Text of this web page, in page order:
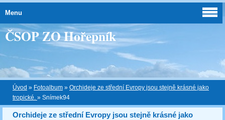
ČSOP ZO Hořepník
Úvod » Fotoalbum » Orchideje ze střední Evropy jsou stejně krásné jako
tropické. » Snímek94
Orchideje ze střední Evropy jsou stejně krásné jako
Menu